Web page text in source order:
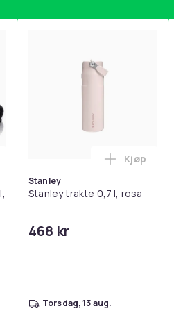
- mage- og
for Bose QC35 I/II, QC25,
Stanley
Stanley trakte 0,7 l, rosa
468 kr
Legg
Kjøp
torsdag, 13 aug.